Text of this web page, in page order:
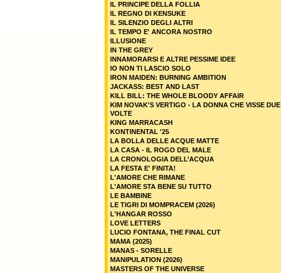
IL PRINCIPE DELLA FOLLIA
IL REGNO DI KENSUKE
IL SILENZIO DEGLI ALTRI
IL TEMPO E' ANCORA NOSTRO
ILLUSIONE
IN THE GREY
INNAMORARSI E ALTRE PESSIME IDEE
IO NON TI LASCIO SOLO
IRON MAIDEN: BURNING AMBITION
JACKASS: BEST AND LAST
KILL BILL: THE WHOLE BLOODY AFFAIR
KIM NOVAK'S VERTIGO - LA DONNA CHE VISSE DUE
VOLTE
KING MARRACASH
KONTINENTAL '25
LA BOLLA DELLE ACQUE MATTE
LA CASA - IL ROGO DEL MALE
LA CRONOLOGIA DELL’ACQUA
LA FESTA E' FINITA!
L'AMORE CHE RIMANE
L'AMORE STA BENE SU TUTTO
LE BAMBINE
LE TIGRI DI MOMPRACEM (2026)
L'HANGAR ROSSO
LOVE LETTERS
LUCIO FONTANA, THE FINAL CUT
MAMA (2025)
MANAS - SORELLE
MANIPULATION (2026)
MASTERS OF THE UNIVERSE